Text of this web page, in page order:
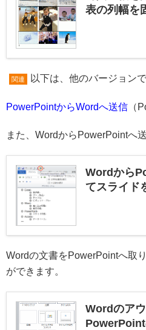
表の列幅を
関連 以下は、他のバージョン
PowerPointからWordへ送信 （
また、WordからPowerPointへ
Wordから
てスライド
Wordの文書をPowerPointへ取
ができます。
Wordのア